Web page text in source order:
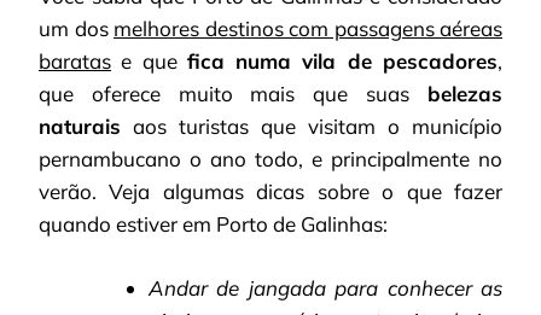
um dos melhores destinos com passagens aéreas
baratas e que fica numa vila de pescadores,
que oferece muito mais que suas belezas
naturais aos turistas que visitam o município
pernambucano o ano todo, e principalmente no
verão. Veja algumas dicas sobre o que fazer
quando estiver em Porto de Galinhas:
Andar de jangada para conhecer as